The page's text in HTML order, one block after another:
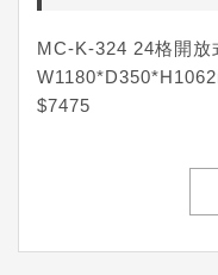
MC-K-324 24格開放
$7475